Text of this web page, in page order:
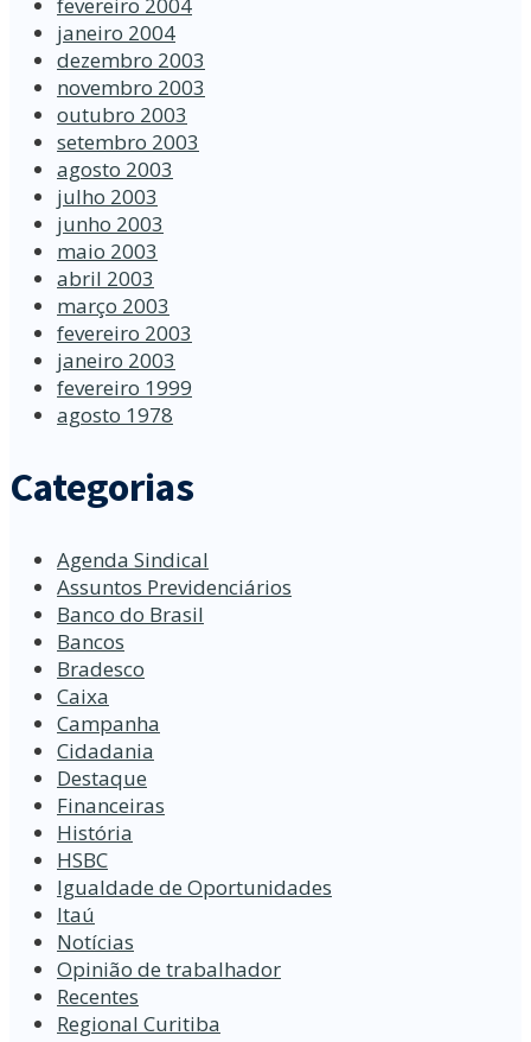
fevereiro 2004
janeiro 2004
dezembro 2003
novembro 2003
outubro 2003
setembro 2003
agosto 2003
julho 2003
junho 2003
maio 2003
abril 2003
março 2003
fevereiro 2003
janeiro 2003
fevereiro 1999
agosto 1978
Categorias
Agenda Sindical
Assuntos Previdenciários
Banco do Brasil
Bancos
Bradesco
Caixa
Campanha
Cidadania
Destaque
Financeiras
História
HSBC
Igualdade de Oportunidades
Itaú
Notícias
Opinião de trabalhador
Recentes
Regional Curitiba